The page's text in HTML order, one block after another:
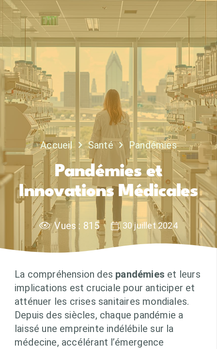
Accueil Santé Pandémies
Pandémies et
Innovations Médicales
Vues : 815 30 juillet 2024
La compréhension des pandémies et leurs
implications est cruciale pour anticiper et
atténuer les crises sanitaires mondiales.
Depuis des siècles, chaque pandémie a
laissé une empreinte indélébile sur la
médecine, accélérant l’émergence